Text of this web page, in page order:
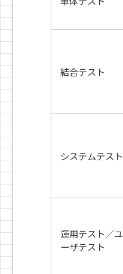
結合テスト
システムテスト
運用テスト／ユ
ーザテスト